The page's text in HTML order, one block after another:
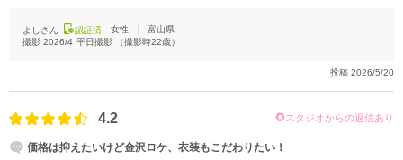
よしさん 認証済 女性
富山県
撮影 2026/4 平日撮影 （撮影時22歳）
投稿 2026/5/20
4.2 スタジオからの返信あり
価格は抑えたいけど金沢ロケ、衣装もこだわりたい！